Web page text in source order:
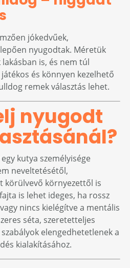
jókedvűek,
nyugodtak. Méretük
is, és nem túl
és könnyen kezelhető
remek választás lehet.
nyugodt
kutya személyisége
neveltetésétől,
körülvevő környezettől is
is lehet ideges, ha rossz
nincs kielégítve a mentális
séta, szeretetteljes
elengedhetetlenek a
kialakításához.